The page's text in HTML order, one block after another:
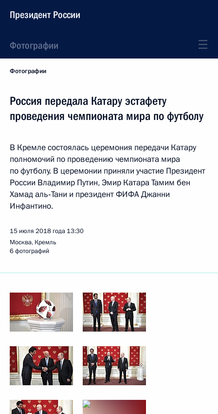
Президент России
Фотографии
Фотографии
Россия передала Катару эстафету
проведения чемпионата мира по футболу
В Кремле состоялась церемония передачи Катару
полномочий по проведению чемпионата мира
по футболу. В церемонии приняли участие Президент
России Владимир Путин, Эмир Катара Тамим бен
Хамад аль‑Тани и президент ФИФА Джанни
Инфантино.
15 июля 2018 года 13:30
Москва, Кремль
6 фотографий